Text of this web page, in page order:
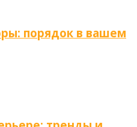
порядок в вашем